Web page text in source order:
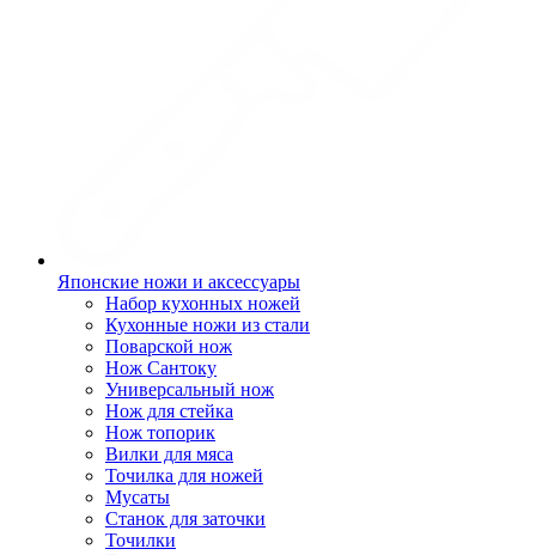
Японские ножи и аксессуары
Набор кухонных ножей
Кухонные ножи из стали
Поварской нож
Нож Сантоку
Универсальный нож
Нож для стейка
Нож топорик
Вилки для мяса
Точилка для ножей
Мусаты
Станок для заточки
Точилки